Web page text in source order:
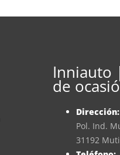
Inniauto
de
Dirección:
Pol. Ind.
31192